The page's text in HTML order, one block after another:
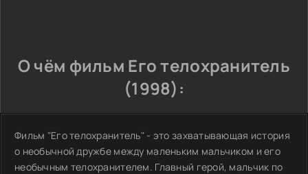
О чём фильм Его телохранитель
(1998):
Фильм "Его телохранитель" - это захватывающая история
о необычной дружбе между маленьким мальчиком и его
необычным телохранителем. Главный герой, мальчик по